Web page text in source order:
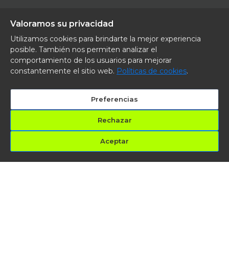
Valoramos su privacidad
Utilizamos cookies para brindarte la mejor experiencia
posible. También nos permiten analizar el
comportamiento de los usuarios para mejorar
constantemente el sitio web. Políticas de cookies.
Preferencias
Rechazar
Aceptar